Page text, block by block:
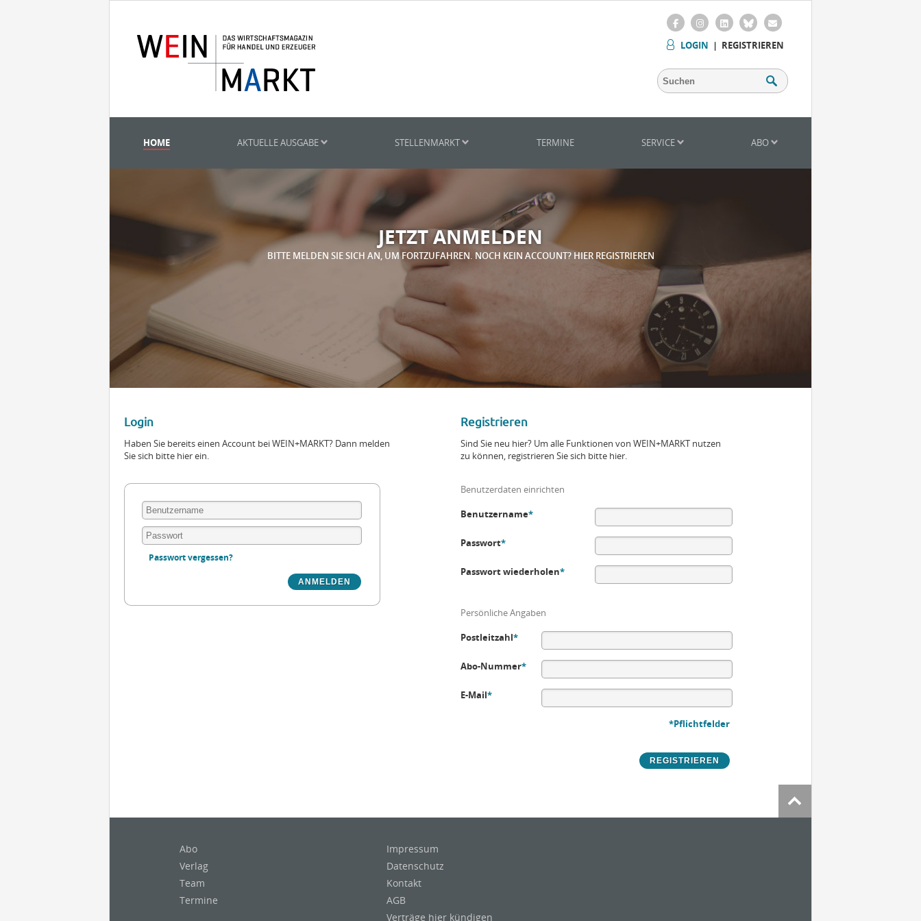
LOGIN | REGISTRIEREN
HOME AKTUELLE AUSGABE STELLENMARKT TERMINE SERVICE ABO
JETZT ANMELDEN
BITTE MELDEN SIE SICH AN, UM FORTZUFAHREN. NOCH KEIN ACCOUNT? HIER REGISTRIEREN
Login
Haben Sie bereits einen Account bei WEIN+MARKT? Dann melden
Sie sich bitte hier ein.
Passwort vergessen?
Registrieren
Sind Sie neu hier? Um alle Funktionen von WEIN+MARKT nutzen
zu können, registrieren Sie sich bitte hier.
Benutzerdaten einrichten
Benutzername*
Passwort*
Passwort wiederholen*
Persönliche Angaben
Postleitzahl*
Abo-Nummer*
E-Mail*
*Pflichtfelder
Abo
Verlag
Team
Termine
Impressum
Datenschutz
Kontakt
AGB
Verträge hier kündigen